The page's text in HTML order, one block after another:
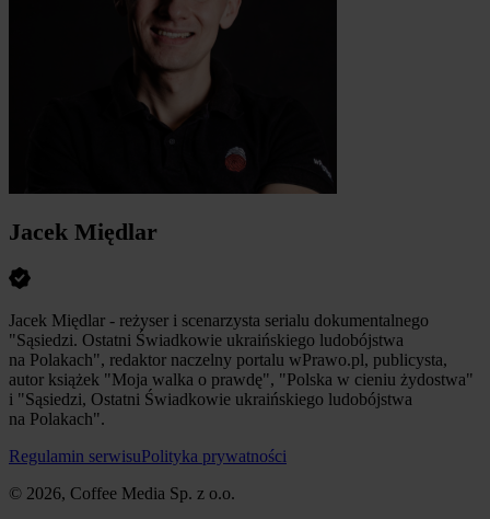
Jacek Międlar
Jacek Międlar - reżyser i scenarzysta serialu dokumentalnego
"Sąsiedzi. Ostatni Świadkowie ukraińskiego ludobójstwa
na Polakach", redaktor naczelny portalu wPrawo.pl, publicysta,
autor książek "Moja walka o prawdę", "Polska w cieniu żydostwa"
i "Sąsiedzi, Ostatni Świadkowie ukraińskiego ludobójstwa
na Polakach".
Regulamin serwisuPolityka prywatności
© 2026, Coffee Media Sp. z o.o.